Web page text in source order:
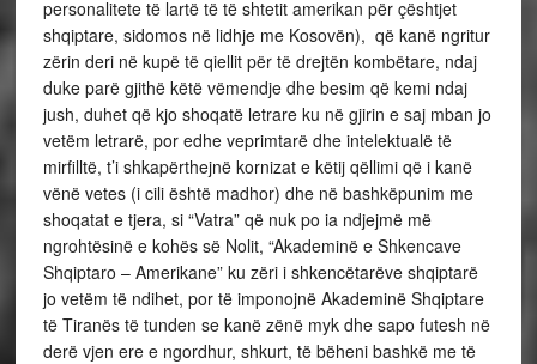
personalitete të lartë të të shtetit amerikan për çështjet
shqiptare, sidomos në lidhje me Kosovën), që kanë ngritur
zërin deri në kupë të qiellit për të drejtën kombëtare, ndaj
duke parë gjithë këtë vëmendje dhe besim që kemi ndaj
jush, duhet që kjo shoqatë letrare ku në gjirin e saj mban jo
vetëm letrarë, por edhe veprimtarë dhe intelektualë të
mirfilltë, t’i shkapërthejnë kornizat e këtij qëllimi që i kanë
vënë vetes (i cili është madhor) dhe në bashkëpunim me
shoqatat e tjera, si “Vatra” që nuk po ia ndjejmë më
ngrohtësinë e kohës së Nolit, “Akademinë e Shkencave
Shqiptaro – Amerikane” ku zëri i shkencëtarëve shqiptarë
jo vetëm të ndihet, por të imponojnë Akademinë Shqiptare
të Tiranës të tunden se kanë zënë myk dhe sapo futesh në
derë vjen ere e ngordhur, shkurt, të bëheni bashkë me të